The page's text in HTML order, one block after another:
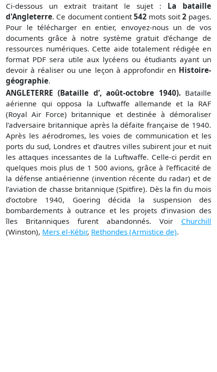
Ci-dessous un extrait traitant le sujet : La bataille
d'Angleterre. Ce document contient 542 mots soit 2pages.
Pour le télécharger en entier, envoyez-nous un de vos
documents grâce à notre système gratuit d’échange de
ressources numériques. Cette aide totalement rédigée en
format PDF sera utile aux lycéens ou étudiants ayant un
devoir à réaliser ou une leçon à approfondir en Histoire-
géographie.
ANGLETERRE (Bataille d’, août-octobre 1940).Bataille
aérienne qui opposa la Luftwaffe allemande et la RAF
(Royal Air Force) britannique et destinée à démoraliser
l’adversaire britannique après la défaite française de 1940.
Après les aérodromes, les voies de communication et les
ports du sud, Londres et d’autres villes subirent jour et nuit
les attaques incessantes de la Luftwaffe. Celle-ci perdit en
quelques mois plus de 1 500 avions, grâce à l’efficacité de
la défense antiaérienne (invention récente du radar) et de
l’aviation de chasse britannique (Spitfire). Dès la fin du mois
d’octobre 1940, Goering décida la suspension des
bombardements à outrance et les projets d’invasion des
îles Britanniques furent abandonnés. Voir Churchill
(Winston), Mers el-Kébir, Rethondes (Armistice de).